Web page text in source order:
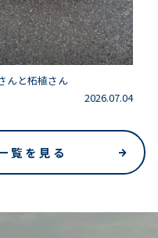
んと柘植さん
2026.07.04
覧を見る